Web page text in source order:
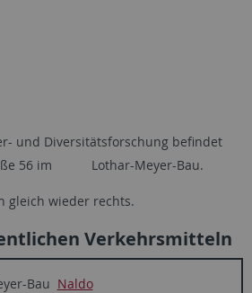
und Diversitätsforschung befindet
56 im Lothar-Meyer-Bau.
gleich wieder rechts.
Verkehrsmitteln
Bau Naldo